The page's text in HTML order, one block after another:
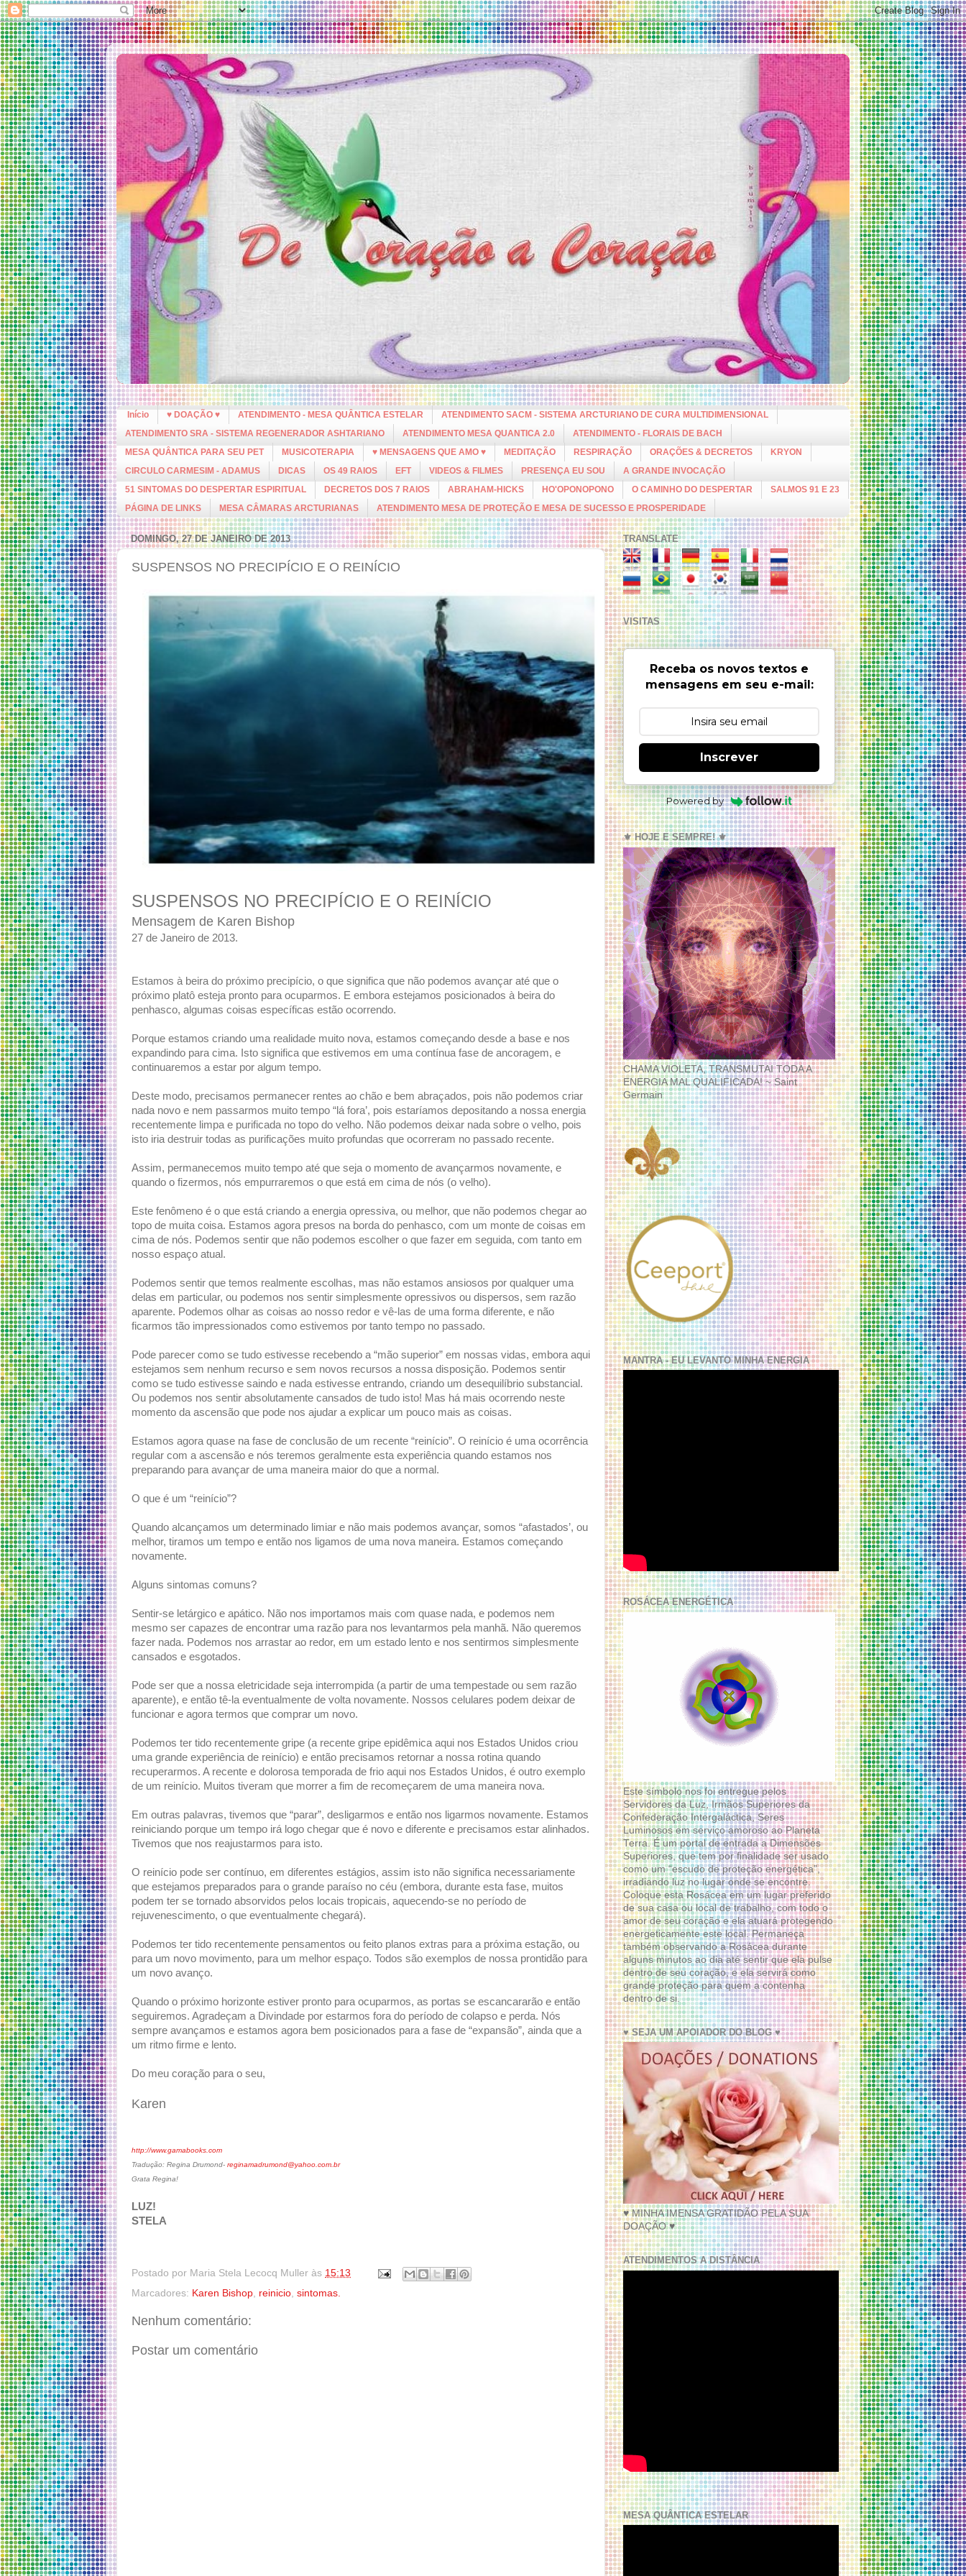
Início ♥ DOAÇÃO ♥ ATENDIMENTO - MESA QUÂNTICA ESTELAR
ATENDIMENTO SACM - SISTEMA ARCTURIANO DE CURA MULTIDIMENSIONAL
ATENDIMENTO SRA - SISTEMA REGENERADOR ASHTARIANO
ATENDIMENTO MESA QUANTICA 2.0
ATENDIMENTO - FLORAIS DE BACH
MESA QUÂNTICA PARA SEU PET
MUSICOTERAPIA ♥ MENSAGENS QUE AMO ♥ MEDITAÇÃO RESPIRAÇÃO ORAÇÕES & DECRETOS
KRYON
CIRCULO CARMESIM - ADAMUS
DICAS OS 49 RAIOS EFT VIDEOS & FILMES PRESENÇA EU SOU
A GRANDE INVOCAÇÃO
51 SINTOMAS DO DESPERTAR ESPIRITUAL
DECRETOS DOS 7 RAIOS ABRAHAM-HICKS HO'OPONOPONO O CAMINHO DO DESPERTAR
SALMOS 91 E 23
PÁGINA DE LINKS
MESA CÂMARAS ARCTURIANAS ATENDIMENTO MESA DE PROTEÇÃO E MESA DE SUCESSO E PROSPERIDADE
DOMINGO, 27 DE JANEIRO DE 2013
SUSPENSOS NO PRECIPÍCIO E O REINÍCIO
SUSPENSOS NO PRECIPÍCIO E O REINÍCIO
Mensagem de Karen Bishop
27 de Janeiro de 2013.
Estamos à beira do próximo precipício, o que significa que não podemos avançar até que o
próximo platô esteja pronto para ocuparmos. E embora estejamos posicionados à beira do
penhasco, algumas coisas específicas estão ocorrendo.
Porque estamos criando uma realidade muito nova, estamos começando desde a base e nos
expandindo para cima. Isto significa que estivemos em uma contínua fase de ancoragem, e
continuaremos a estar por algum tempo.
Deste modo, precisamos permanecer rentes ao chão e bem abraçados, pois não podemos criar
nada novo e nem passarmos muito tempo “lá fora’, pois estaríamos depositando a nossa energia
recentemente limpa e purificada no topo do velho. Não podemos deixar nada sobre o velho, pois
isto iria destruir todas as purificações muito profundas que ocorreram no passado recente.
Assim, permanecemos muito tempo até que seja o momento de avançarmos novamente, e
quando o fizermos, nós empurraremos o que está em cima de nós (o velho).
Este fenômeno é o que está criando a energia opressiva, ou melhor, que não podemos chegar ao
topo de muita coisa. Estamos agora presos na borda do penhasco, com um monte de coisas em
cima de nós. Podemos sentir que não podemos escolher o que fazer em seguida, com tanto em
nosso espaço atual.
Podemos sentir que temos realmente escolhas, mas não estamos ansiosos por qualquer uma
delas em particular, ou podemos nos sentir simplesmente opressivos ou dispersos, sem razão
aparente. Podemos olhar as coisas ao nosso redor e vê-las de uma forma diferente, e não
ficarmos tão impressionados como estivemos por tanto tempo no passado.
Pode parecer como se tudo estivesse recebendo a “mão superior” em nossas vidas, embora aqui
estejamos sem nenhum recurso e sem novos recursos a nossa disposição. Podemos sentir
como se tudo estivesse saindo e nada estivesse entrando, criando um desequilíbrio substancial.
Ou podemos nos sentir absolutamente cansados de tudo isto! Mas há mais ocorrendo neste
momento da ascensão que pode nos ajudar a explicar um pouco mais as coisas.
Estamos agora quase na fase de conclusão de um recente “reinício”. O reinício é uma ocorrência
regular com a ascensão e nós teremos geralmente esta experiência quando estamos nos
preparando para avançar de uma maneira maior do que a normal.
O que é um “reinício”?
Quando alcançamos um determinado limiar e não mais podemos avançar, somos “afastados’, ou
melhor, tiramos um tempo e então nos ligamos de uma nova maneira. Estamos começando
novamente.
Alguns sintomas comuns?
Sentir-se letárgico e apático. Não nos importamos mais com quase nada, e podemos nem
mesmo ser capazes de encontrar uma razão para nos levantarmos pela manhã. Não queremos
fazer nada. Podemos nos arrastar ao redor, em um estado lento e nos sentirmos simplesmente
cansados e esgotados.
Pode ser que a nossa eletricidade seja interrompida (a partir de uma tempestade ou sem razão
aparente), e então tê-la eventualmente de volta novamente. Nossos celulares podem deixar de
funcionar e agora termos que comprar um novo.
Podemos ter tido recentemente gripe (a recente gripe epidêmica aqui nos Estados Unidos criou
uma grande experiência de reinício) e então precisamos retornar a nossa rotina quando
recuperarmos. A recente e dolorosa temporada de frio aqui nos Estados Unidos, é outro exemplo
de um reinício. Muitos tiveram que morrer a fim de recomeçarem de uma maneira nova.
Em outras palavras, tivemos que “parar”, desligarmos e então nos ligarmos novamente. Estamos
reiniciando porque um tempo irá logo chegar que é novo e diferente e precisamos estar alinhados.
Tivemos que nos reajustarmos para isto.
O reinício pode ser contínuo, em diferentes estágios, assim isto não significa necessariamente
que estejamos preparados para o grande paraíso no céu (embora, durante esta fase, muitos
podem ter se tornado absorvidos pelos locais tropicais, aquecendo-se no período de
rejuvenescimento, o que eventualmente chegará).
Podemos ter tido recentemente pensamentos ou feito planos extras para a próxima estação, ou
para um novo movimento, para um melhor espaço. Todos são exemplos de nossa prontidão para
um novo avanço.
Quando o próximo horizonte estiver pronto para ocuparmos, as portas se escancararão e então
seguiremos. Agradeçam a Divindade por estarmos fora do período de colapso e perda. Nós
sempre avançamos e estamos agora bem posicionados para a fase de “expansão”, ainda que a
um ritmo firme e lento.
Do meu coração para o seu,
Karen
http://www.gamabooks.com
Tradução: Regina Drumond- reginamadrumond@yahoo.com.br
Grata Regina!
LUZ!
STELA
Postado por Maria Stela Lecocq Muller às 15:13
Marcadores: Karen Bishop reinicio sintomas.
Nenhum comentário:
Postar um comentário
TRANSLATE
VISITAS
Receba os novos textos e
mensagens em seu e-mail:
Inscrever
Powered by
⚜️ HOJE E SEMPRE! ⚜️
CHAMA VIOLETA, TRANSMUTAI TODA A
ENERGIA MAL QUALIFICADA! ~ Saint
Germain
MANTRA - EU LEVANTO MINHA ENERGIA
ROSÁCEA ENERGÉTICA
Este símbolo nos foi entregue pelos
Servidores da Luz, Irmãos Superiores da
Confederação Intergaláctica, Seres
Luminosos em serviço amoroso ao Planeta
Terra. É um portal de entrada a Dimensões
Superiores, que tem por finalidade ser usado
como um “escudo de proteção energética”,
irradiando luz no lugar onde se encontre.
Coloque esta Rosácea em um lugar preferido
de sua casa ou local de trabalho, com todo o
amor de seu coração e ela atuará protegendo
energeticamente este local. Permaneça
também observando a Rosácea durante
alguns minutos ao dia até sentir que ela pulse
dentro de seu coração, e ela servirá como
grande proteção para quem a contenha
dentro de si.
♥ SEJA UM APOIADOR DO BLOG ♥
♥ MINHA IMENSA GRATIDÃO PELA SUA
DOAÇÃO ♥
ATENDIMENTOS A DISTÂNCIA
MESA QUÂNTICA ESTELAR